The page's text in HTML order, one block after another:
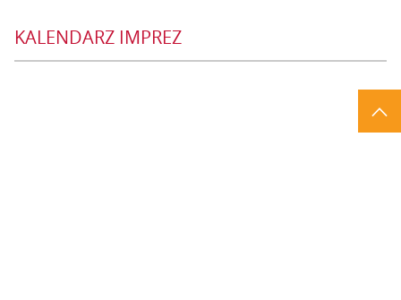
KALENDARZ IMPREZ